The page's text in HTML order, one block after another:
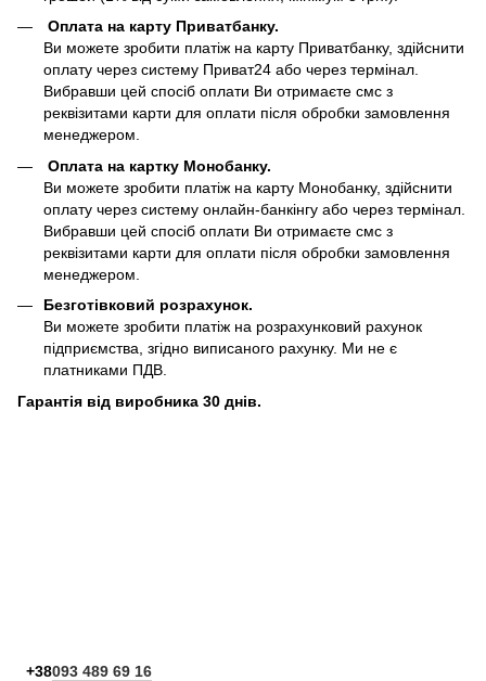
Оплата на карту Приватбанку.
Ви можете зробити платіж на карту Приватбанку, здійснити
оплату через систему Приват24 або через термінал.
Вибравши цей спосіб оплати Ви отримаєте смс з
реквізитами карти для оплати після обробки замовлення
менеджером.
Оплата на картку Монобанку.
Ви можете зробити платіж на карту Монобанку, здійснити
оплату через систему онлайн-банкінгу або через термінал.
Вибравши цей спосіб оплати Ви отримаєте смс з
реквізитами карти для оплати після обробки замовлення
менеджером.
Безготівковий розрахунок.
Ви можете зробити платіж на розрахунковий рахунок
підприємства, згідно виписаного рахунку. Ми не є
платниками ПДВ.
Гарантія від виробника 30 днів.
+38093 489 69 16